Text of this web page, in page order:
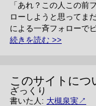
「あれ？この人この前
ローしようと思ってま
による一斉フォローで
続きを読む
このサイトにつ
ざっくり
書いた人: 大槻泉実